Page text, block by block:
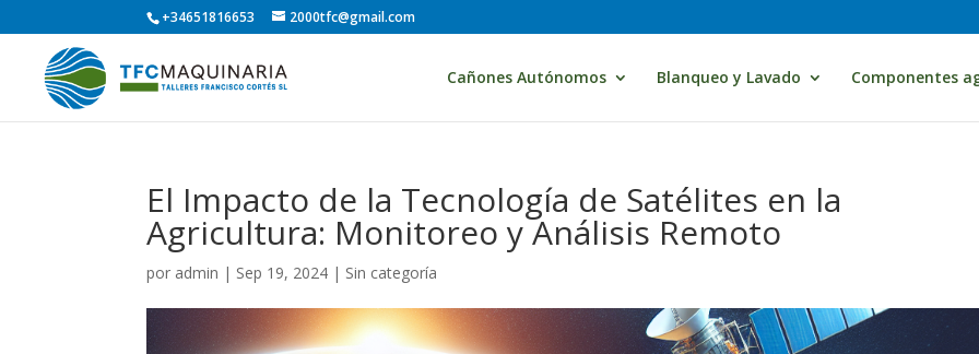
+34651816653 2000tfc@gmail.com
Cañones Autónomos Blanqueo y Lavado Componentes
El Impacto de la Tecnología de Satélites en la
Agricultura: Monitoreo y Análisis Remoto
por admin | Sep 19, 2024 | Sin categoría